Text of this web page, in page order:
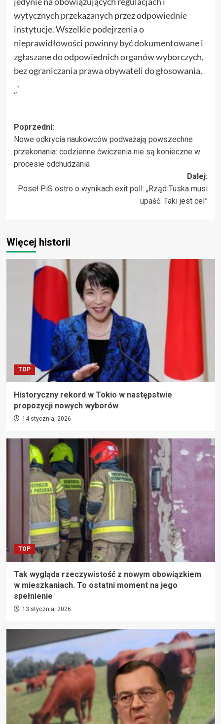
wytycznych przekazanych przez odpowiednie
instytucje. Wszelkie podejrzenia o
nieprawidłowości powinny być dokumentowane i
zgłaszane do odpowiednich organów wyborczych,
bez ograniczania prawa obywateli do głosowania.
„`
Zobacz
wpisy
Poprzedni:
Nowe odkrycia naukowców podważają powszechne
przekonania: codzienne ćwiczenia nie są konieczne w
procesie odchudzania
Dalej:
Poseł PiS ostro o wynikach exit poll: „Rząd Tuska musi
upaść. Taki jest cel”
Więcej historii
TOP
Historyczny rekord w Tokio w następstwie
propozycji nowych wyborów
14 stycznia, 2026
TOP
Tak wygląda rzeczywistość z nowym obowiązkiem
w mieszkaniach. To ostatni moment na jego
spełnienie
13 stycznia, 2026